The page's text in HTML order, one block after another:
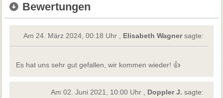
Bewertungen
Am 24. März 2024, 00:18 Uhr , Elisabeth Wagnersagte:
Es hat uns sehr gut gefallen, wir kommen wieder! 👍
Am 02. Juni 2021, 10:00 Uhr , Doppler J.sagte: